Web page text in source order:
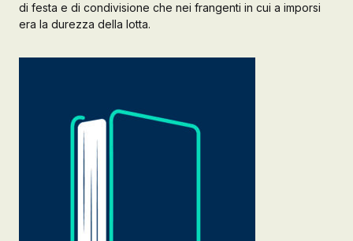
di festa e di condivisione che nei frangenti in cui a imporsi
era la durezza della lotta.